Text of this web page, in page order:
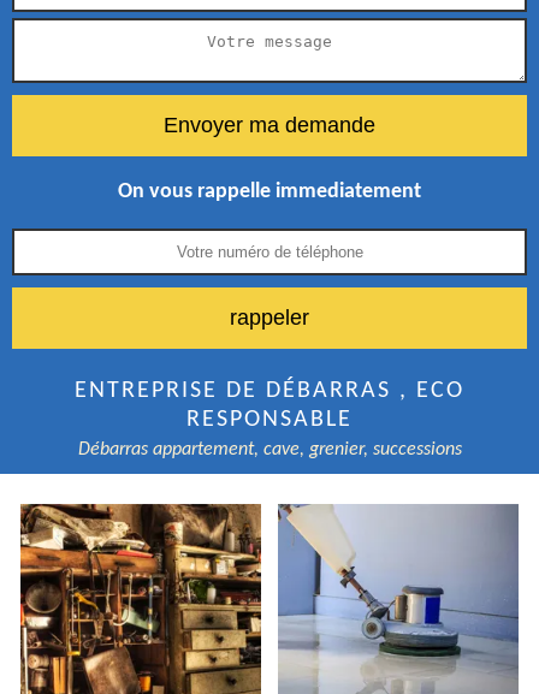
On vous rappelle immediatement
ENTREPRISE DE DÉBARRAS , ECO
RESPONSABLE
Débarras appartement, cave, grenier, successions